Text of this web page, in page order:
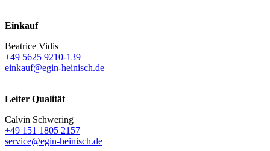
Einkauf
Beatrice Vidis
+49 5625 9210-139
einkauf@egin-heinisch.de
Leiter Qualität
Calvin Schwering
+49 151 1805 2157
service@egin-heinisch.de